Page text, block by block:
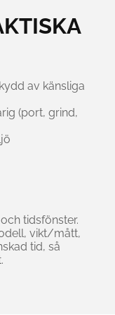
av känsliga
(port, grind,
tidsfönster.
vikt/mått,
tid, så